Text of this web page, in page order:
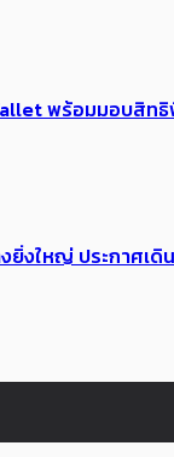
พร้อมมอบสิท
งใหญ่ ประกาศเ